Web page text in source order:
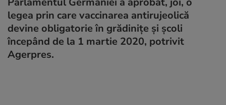
legea prin care vaccinarea antirujeolică
devine obligatorie în grădiniţe şi şcoli
începând de la 1 martie 2020, potrivit
Agerpres.